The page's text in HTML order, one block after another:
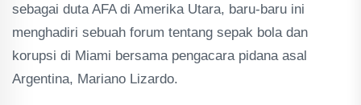
sebagai duta AFA di Amerika Utara, baru-baru ini
menghadiri sebuah forum tentang sepak bola dan
korupsi di Miami bersama pengacara pidana asal
Argentina, Mariano Lizardo.